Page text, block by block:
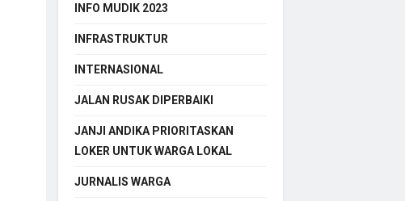
INFO MUDIK 2023
INFRASTRUKTUR
INTERNASIONAL
JALAN RUSAK DIPERBAIKI
JANJI ANDIKA PRIORITASKAN
LOKER UNTUK WARGA LOKAL
JURNALIS WARGA